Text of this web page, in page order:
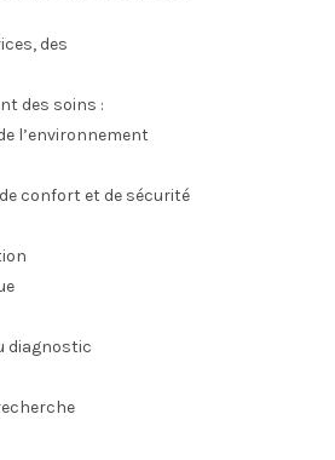
des
des soins :
l’environnement
confort et de sécurité
diagnostic